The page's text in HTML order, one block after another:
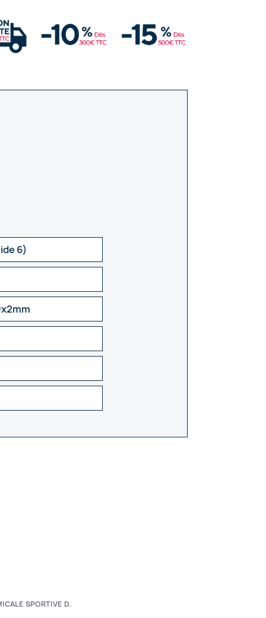
6)
SPORTIVE D.